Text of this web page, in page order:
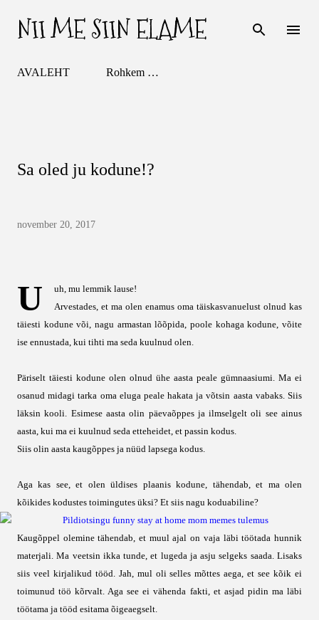
Otse põhisisu juurde
NII ME SIIN ELAME
AVALEHT Rohkem …
Sa oled ju kodune!?
november 20, 2017
U
uh, mu lemmik lause!
Arvestades, et ma olen enamus oma täiskasvanuelust olnud kas
täiesti kodune või, nagu armastan lõõpida, poole kohaga kodune, võite
ise ennustada, kui tihti ma seda kuulnud olen.
Päriselt täiesti kodune olen olnud ühe aasta peale gümnaasiumi. Ma ei
osanud midagi tarka oma eluga peale hakata ja võtsin aasta vabaks. Siis
läksin kooli. Esimese aasta olin päevaõppes ja ilmselgelt oli see ainus
aasta, kui ma ei kuulnud seda etteheidet, et passin kodus.
Siis olin aasta kaugõppes ja nüüd lapsega kodus.
Aga kas see, et olen üldises plaanis kodune, tähendab, et ma olen
kõikides kodustes toimingutes üksi? Et siis nagu koduabiline?
Kaugõppel olemine tähendab, et muul ajal on vaja läbi töötada hunnik
materjali. Ma veetsin ikka tunde, et lugeda ja asju selgeks saada. Lisaks
siis veel kirjalikud tööd. Jah, mul oli selles mõttes aega, et see kõik ei
toimunud töö kõrvalt. Aga see ei vähenda fakti, et asjad pidin ma läbi
töötama ja tööd esitama õigeaegselt.